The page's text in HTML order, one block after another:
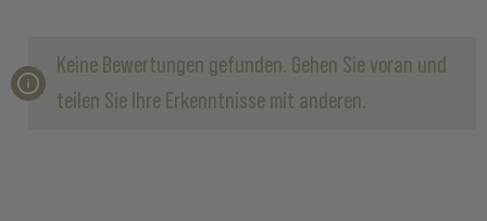
Keine Bewertungen gefunden. Gehen Sie voran und
teilen Sie Ihre Erkenntnisse mit anderen.